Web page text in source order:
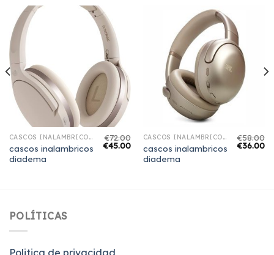
CASCOS INALAMBRICOS DIADEMA
cascos inalambricos
diadema
€72.00
€45.00
CASCOS INALAMBRICOS DIADEMA
cascos inalambricos
diadema
€58.00
€36.00
POLÍTICAS